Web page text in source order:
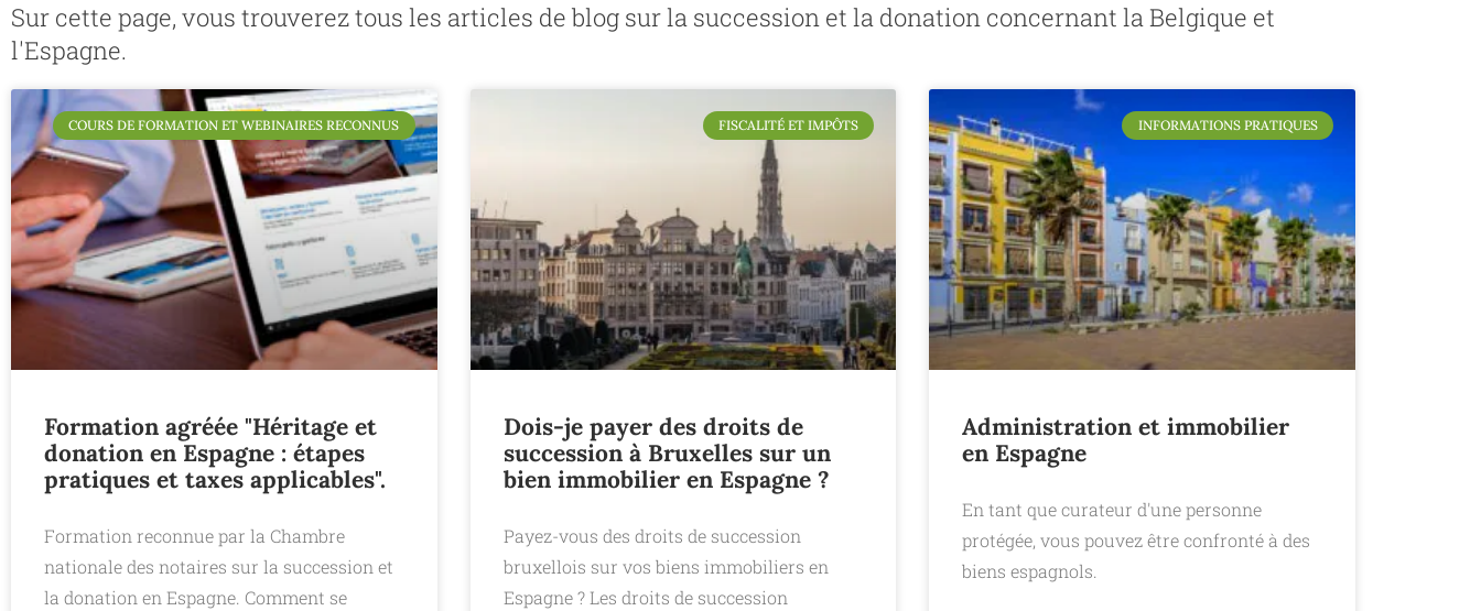
Sur cette page, vous trouverez tous les articles de blog sur la succession et la donation concernant la Belgique et
l'Espagne.
COURS DE FORMATION ET WEBINAIRES RECONNUS
Formation agréée "Héritage et
donation en Espagne : étapes
pratiques et taxes applicables".
Formation reconnue par la Chambre
nationale des notaires sur la succession et
la donation en Espagne. Comment se
FISCALITÉ ET IMPÔTS
Dois-je payer des droits de
succession à Bruxelles sur un
bien immobilier en Espagne ?
Payez-vous des droits de succession
bruxellois sur vos biens immobiliers en
Espagne ? Les droits de succession
INFORMATIONS PRATIQUES
Administration et immobilier
en Espagne
En tant que curateur d'une personne
protégée, vous pouvez être confronté à des
biens espagnols.